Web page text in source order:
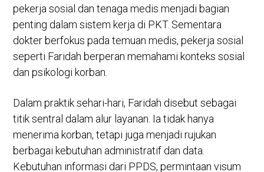
pekerja sosial dan tenaga medis menjadi bagian
penting dalam sistem kerja di PKT. Sementara
dokter berfokus pada temuan medis, pekerja sosial
seperti Faridah berperan memahami konteks sosial
dan psikologi korban.
Dalam praktik sehari-hari, Faridah disebut sebagai
titik sentral dalam alur layanan. Ia tidak hanya
menerima korban, tetapi juga menjadi rujukan
berbagai kebutuhan administratif dan data.
Kebutuhan informasi dari PPDS, permintaan visum